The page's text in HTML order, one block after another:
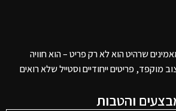
שרהיט הוא לא רק פריט – הוא חוויה
מוקפד, פריטים ייחודיים וסטייל שלא רואים
והטבות